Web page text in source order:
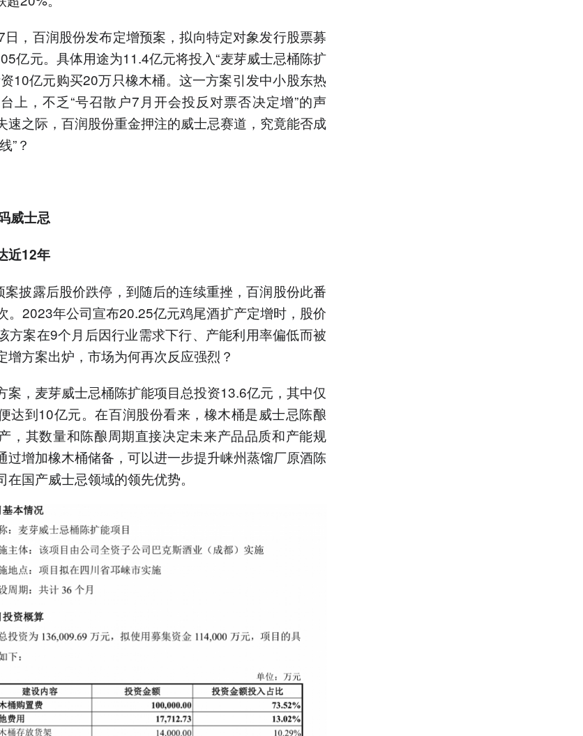
，百润股份发布定增预案，拟向特定对象发行股票募
亿元。具体用途为11.4亿元将投入“麦芽威士忌桶陈扩
10亿元购买20万只橡木桶。这一方案引发中小股东热
上，不乏“号召散户7月开会投反对票否决定增”的声
速之际，百润股份重金押注的威士忌赛道，究竟能否成
”？
威士忌
近12年
案披露后股价跌停，到随后的连续重挫，百润股份此番
。2023年公司宣布20.25亿元鸡尾酒扩产定增时，股价
方案在9个月后因行业需求下行、产能利用率偏低而被
增方案出炉，市场为何再次反应强烈？
案，麦芽威士忌桶陈扩能项目总投资13.6亿元，其中仅
达到10亿元。在百润股份看来，橡木桶是威士忌陈酿
，其数量和陈酿周期直接决定未来产品品质和产能规
过增加橡木桶储备，可以进一步提升崃州蒸馏厂原酒陈
国产威士忌领域的领先优势。